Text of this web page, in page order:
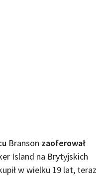
Branson zaoferował
Island na Brytyjskich
w wielku 19 lat, teraz